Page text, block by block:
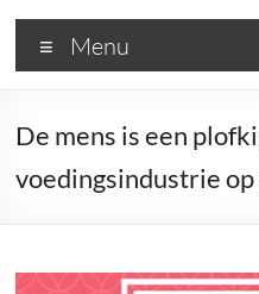
wilt
weten
Menu
De mens is een
voedingsindustrie op